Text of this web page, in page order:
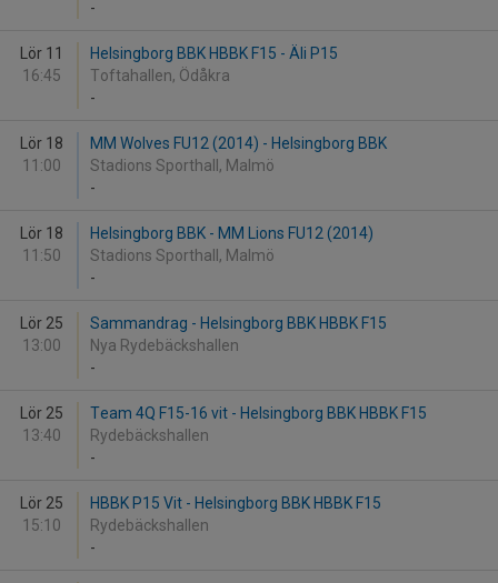
-
Lör 11
16:45
Helsingborg BBK HBBK F15 - Äli P15
Toftahallen, Ödåkra
-
Lör 18
11:00
MM Wolves FU12 (2014) - Helsingborg BBK
Stadions Sporthall, Malmö
-
Lör 18
11:50
Helsingborg BBK - MM Lions FU12 (2014)
Stadions Sporthall, Malmö
-
Lör 25
13:00
Sammandrag - Helsingborg BBK HBBK F15
Nya Rydebäckshallen
-
Lör 25
13:40
Team 4Q F15-16 vit - Helsingborg BBK HBBK F15
Rydebäckshallen
-
Lör 25
15:10
HBBK P15 Vit - Helsingborg BBK HBBK F15
Rydebäckshallen
-